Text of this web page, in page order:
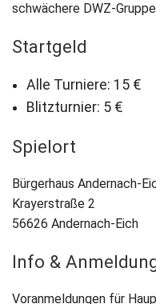
schwächere DWZ-
Startgeld
Alle Turniere: 15 €
Blitzturnier: 5 €
Spielort
Bürgerhaus Andernach-
Krayerstraße 2
56626 Andernach-Eich
Info &
Voranmeldungen für